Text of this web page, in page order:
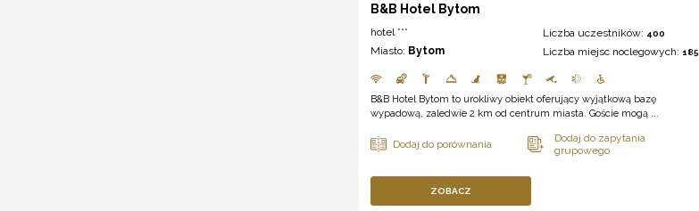
B&B Hotel Bytom
hotel ***
Miasto: Bytom
Liczba uczestników: 400
Liczba miejsc noclegowych:185
B&B Hotel Bytom to urokliwy obiekt oferujący wyjątkową bazę
wypadową, zaledwie 2 km od centrum miasta. Goście mogą ...
ZOBACZ